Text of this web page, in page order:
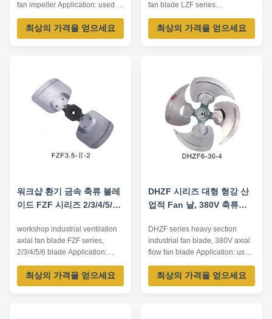
fan impeller Application: used in
low airflow intake resistance
occasions, such as air
conditioning, heat pump...
-10℃~80℃ Driving Mode: inner
rotor motor ...
최상의 가격을 얻으세요
fan blade LZF series
Application: used in screw
compressor, general
ventilation... Impeller Diameter:
Driving Mode: inner rotor motor
Technical Parameters Model Air
Volume ...
최상의 가격을 얻으세요
워크샵 환기 금속 축류 블레
이드 FZF 시리즈 2/3/4/5/6
workshop industrial ventilation
axial fan blade FZF series,
2/3/4/5/6 blade Application:
used in low airflow intake
resistance occasions, such as
air conditioning, heat pump,
최상의 가격을 얻으세요
DHZF 시리즈 대형 형강 산
업적 Fan 날, 380V 축류팬
DHZF series heavy section
industrial fan blade, 380V axial
flow fan blade Application: used
in low airflow intake resistance
occasions, such as air
conditioning, heat pump...
최상의 가격을 얻으세요